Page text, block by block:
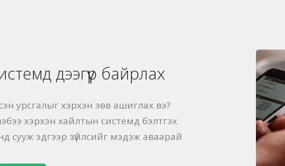
дээгүүр байрлах
урсгалыг хэрхэн зөв ашиглах вэ?
вэбээ хэрхэн хайлтын системд бэлтгэх
сууж эдгээр зүйлсийг мэдэж аваарай